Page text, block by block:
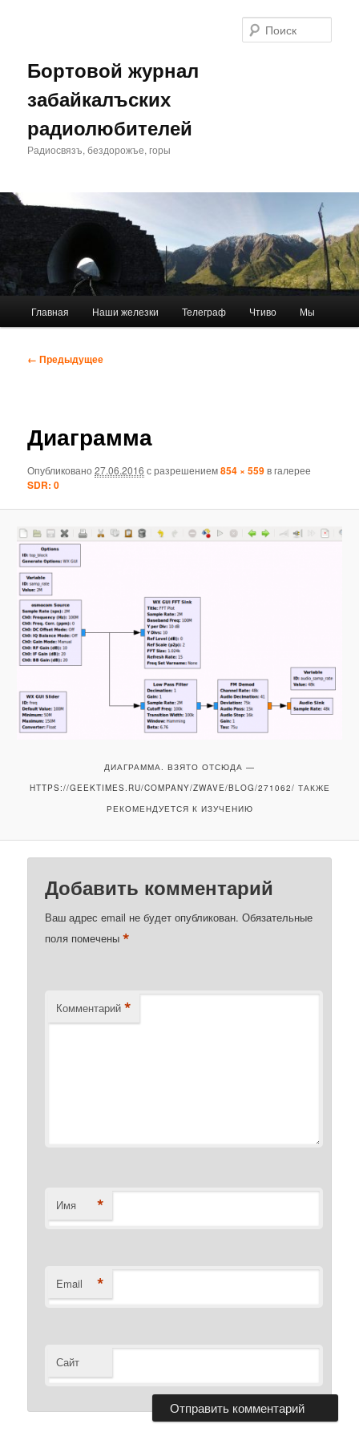
Бортовой журнал
забайкалъских
радиолюбителей
Радиосвязъ, бездорожъе, горы
Главная Наши железки Телеграф Чтиво Мы
Навигация
← Предыдущее
Диаграмма
Опубликовано27.06.2016 с разрешением854 × 559в галерее
SDR: 0
ДИАГРАММА. ВЗЯТО ОТСЮДА —
HTTPS://GEEKTIMES.RU/COMPANY/ZWAVE/BLOG/271062/ ТАКЖЕ
РЕКОМЕНДУЕТСЯ К ИЗУЧЕНИЮ
Добавить комментарий
Ваш адрес email не будет опубликован. Обязательные
поля помечены*
Комментарий *
Имя *
Email *
Сайт